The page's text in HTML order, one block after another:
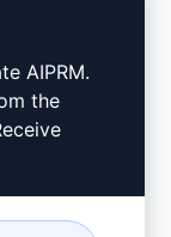
(en)
(en)
AIPRM.
the